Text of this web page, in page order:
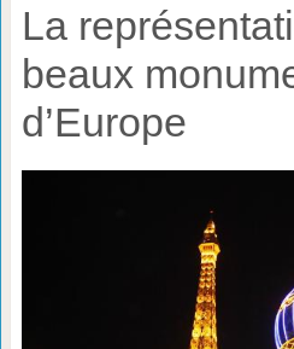
La
beaux
d’Europe